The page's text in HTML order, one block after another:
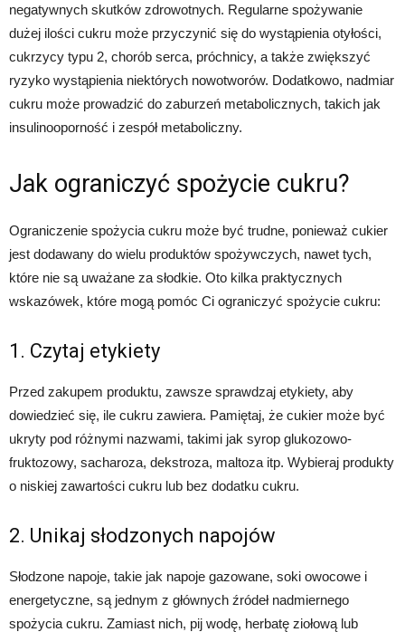
negatywnych skutków zdrowotnych. Regularne spożywanie
dużej ilości cukru może przyczynić się do wystąpienia otyłości,
cukrzycy typu 2, chorób serca, próchnicy, a także zwiększyć
ryzyko wystąpienia niektórych nowotworów. Dodatkowo, nadmiar
cukru może prowadzić do zaburzeń metabolicznych, takich jak
insulinooporność i zespół metaboliczny.
Jak ograniczyć spożycie cukru?
Ograniczenie spożycia cukru może być trudne, ponieważ cukier
jest dodawany do wielu produktów spożywczych, nawet tych,
które nie są uważane za słodkie. Oto kilka praktycznych
wskazówek, które mogą pomóc Ci ograniczyć spożycie cukru:
1. Czytaj etykiety
Przed zakupem produktu, zawsze sprawdzaj etykiety, aby
dowiedzieć się, ile cukru zawiera. Pamiętaj, że cukier może być
ukryty pod różnymi nazwami, takimi jak syrop glukozowo-
fruktozowy, sacharoza, dekstroza, maltoza itp. Wybieraj produkty
o niskiej zawartości cukru lub bez dodatku cukru.
2. Unikaj słodzonych napojów
Słodzone napoje, takie jak napoje gazowane, soki owocowe i
energetyczne, są jednym z głównych źródeł nadmiernego
spożycia cukru. Zamiast nich, pij wodę, herbatę ziołową lub